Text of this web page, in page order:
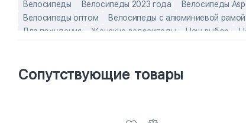
Велосипеды Велосипеды 2023 года Велосипеды
Велосипеды оптом
Велосипеды с алюминиевой рамой
Для похудения
Женские велосипеды Наш выбор
Сопутствующие товары